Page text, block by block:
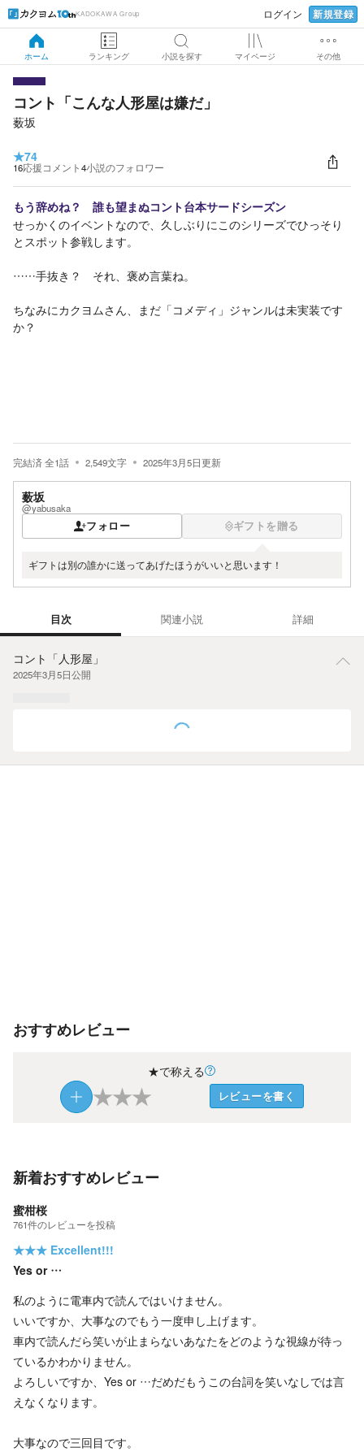
KADOKAWA Group ログイン 新規登録
ホーム ランキング 小説を探す マイページ その他
コント「こんな人形屋は嫌だ」
薮坂
★74
16応援コメント4小説のフォロワー
もう辞めね？ 誰も望まぬコント台本サードシーズン
せっかくのイベントなので、久しぶりにこのシリーズでひっそり
とスポット参戦します。
……手抜き？ それ、褒め言葉ね。
ちなみにカクヨムさん、まだ「コメディ」ジャンルは未実装です
か？
完結済全1話 2,549文字 2025年3月5日更新
薮坂
@yabusaka
フォロー ギフトを贈る
ギフトは別の誰かに送ってあげたほうがいいと思います！
目次 関連小説 詳細
コント「人形屋」
2025年3月5日公開
おすすめレビュー
★で称える
★★★ レビューを書く
新着おすすめレビュー
蜜柑桜
761件のレビューを投稿
★★★ Excellent!!!
Yes or …
私のように電車内で読んではいけません。
いいですか、大事なのでもう一度申し上げます。
車内で読んだら笑いが止まらないあなたをどのような視線が待っ
ているかわかりません。
よろしいですか、Yes or …だめだもうこの台詞を笑いなしでは言
えなくなります。
大事なので三回目です。